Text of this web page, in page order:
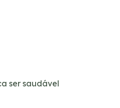
ser saudável